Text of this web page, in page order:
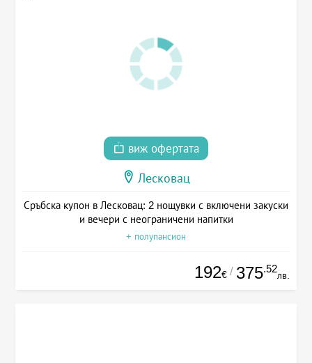
виж офертата
Лесковац
Сръбска купон в Лесковац: 2 нощувки с включени закуски
и вечери с неограничени напитки
+ полупансион
192€ / 375.52
лв.